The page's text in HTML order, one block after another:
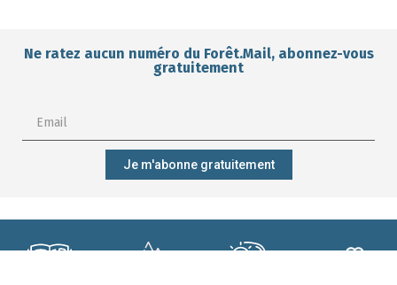
Ne ratez aucun numéro du Forêt.Mail, abonnez-vous
gratuitement
Je m'abonne gratuitement